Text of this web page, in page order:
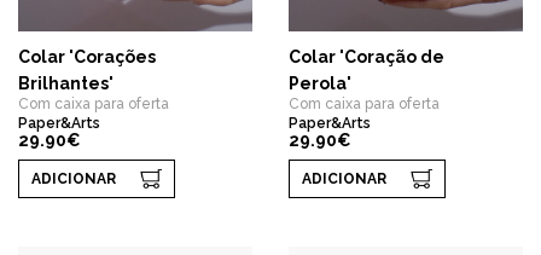
Colar 'Corações
Brilhantes'
Com caixa para oferta
Paper&Arts
29.90€
ADICIONAR
Colar 'Coração de
Perola'
Com caixa para oferta
Paper&Arts
29.90€
ADICIONAR